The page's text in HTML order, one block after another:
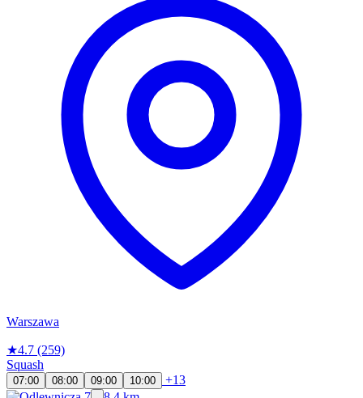
Warszawa
★4.7 (259)
Squash
07:00 08:00 09:00 10:00
+13